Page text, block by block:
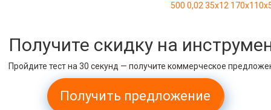
500 0,02 35x12
Получите скидку на
Пройдите тест на 30 секунд — получите коммерческое
Получить предложение